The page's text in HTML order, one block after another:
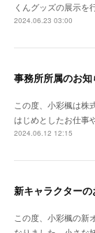
くんグッズの展示
2024.06.23 03:00
事務所所属のお知
この度、小彩楓は株
はじめとしたお仕事
2024.06.12 12:15
新キャラクター
この度、小彩楓の新